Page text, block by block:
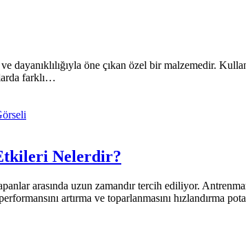
öne çıkan özel bir malzemedir.
farklı…
Nelerdir?
arasında uzun zamandır tercih ediliyor.
artırma ve toparlanmasını hızlandırma